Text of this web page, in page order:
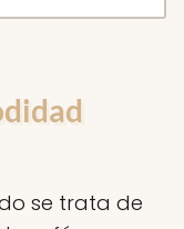
se trata de